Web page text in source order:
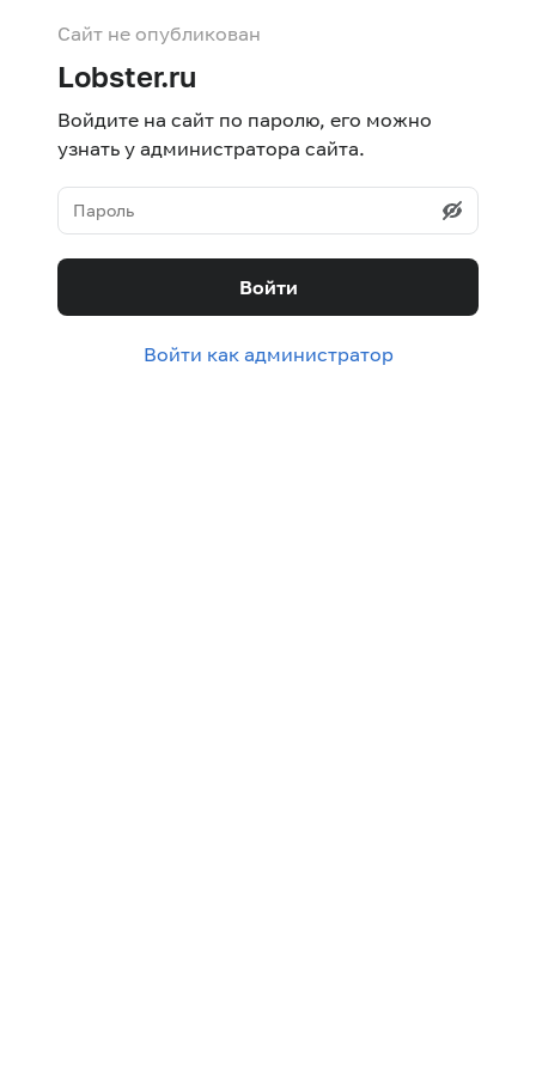
Сайт не опубликован
Lobster.ru
Войдите на сайт по паролю, его можно
узнать у администратора сайта.
Войти
Войти как администратор